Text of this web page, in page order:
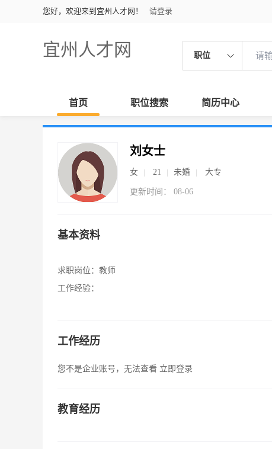
您好，欢迎来到宜州人才网！ 请登录
宜州人才网 职位
首页 职位搜索 简历中心
刘女士
女 21 未婚 大专
更新时间： 08-06
基本资料
求职岗位： 教师
工作经验：
工作经历
您不是企业账号，无法查看 立即登录
教育经历